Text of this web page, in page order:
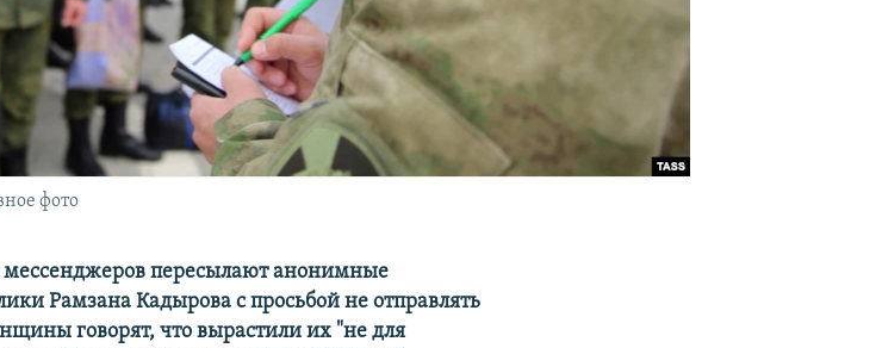
фото
пересылают анонимные
Рамзана Кадырова с просьбой не отправлять
говорят, что вырастили их "не для